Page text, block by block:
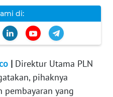
di:
| Direktur Utama PLN
pihaknya
pembayaran yang